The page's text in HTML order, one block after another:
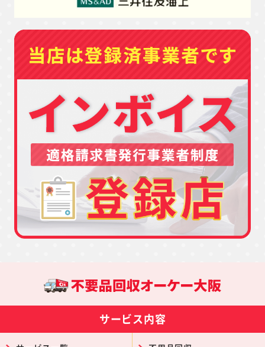
サービス内容